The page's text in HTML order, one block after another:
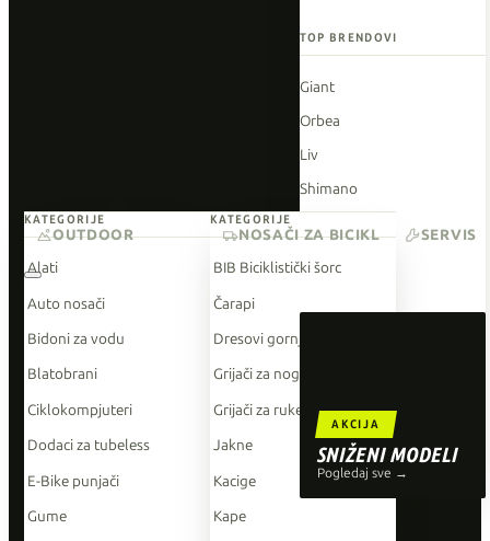
TOP BRENDOVI
Giant
Orbea
Liv
Shimano
O'Neal
AKCIJA
SNIŽENI MODELI
Pogledaj sve →
KATEGORIJE
Alati
Auto nosači
Bidoni za vodu
Blatobrani
Ciklokompjuteri
Dodaci za tubeless
E-Bike punjači
Gume
KATEGORIJE
BIB Biciklistički šorc
Čarapi
Dresovi gornji dio
Grijači za noge
Grijači za ruke
Jakne
Kacige
Kape
OUTDOOR NOSAČI ZA BICIKL SERVIS